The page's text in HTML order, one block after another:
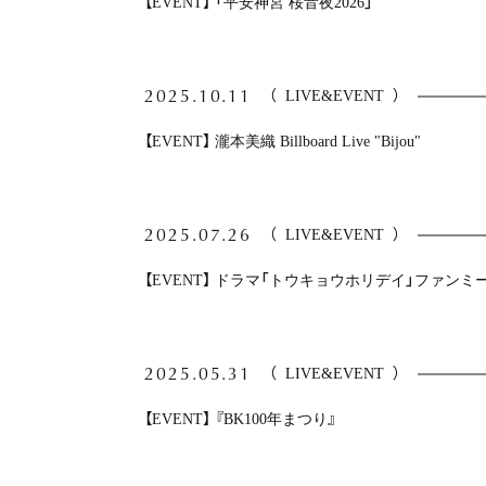
2025.10.11 （ LIVE&EVENT ）
【EVENT】 瀧本美織 Billboard Live "Bijou"
2025.07.26 （ LIVE&EVENT ）
【EVENT】 ドラマ「トウキョウホリデイ」ファンミ
2025.05.31 （ LIVE&EVENT ）
【EVENT】 『BK100年まつり』